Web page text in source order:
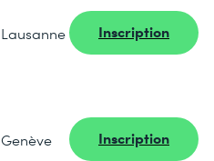
Lausanne Inscription
Genève Inscription